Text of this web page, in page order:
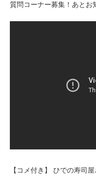
質問コーナー募集！あとお
【コメ付き】 ひでの寿司